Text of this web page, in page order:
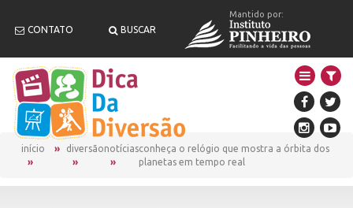
CONTATO BUSCAR
Mantido por:
início diversãonotíciasconheça o relógio que mostra a órbita dos
planetas em tempo real